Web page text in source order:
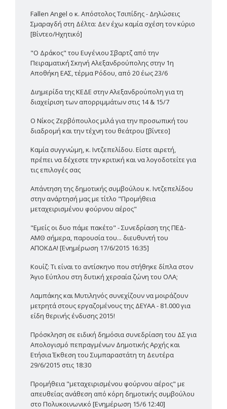
Fallen Angel ο κ. Απόστολος Τσιπίδης - Δηλώσεις
Σμαραγδή στη Δέλτα: Δεν έχω καμία σχέση τον κύριο
[Βίντεο/Ηχητικό]
"Ο Δράκος" του Ευγένιου Σβαρτζ από την
Πειραματική Σκηνή Αλεξανδρούπολης στην 1η
Αποθήκη ΕΑΣ, τέρμα Ρόδου, από 20 έως 23/6
Διημερίδα της ΚΕΔΕ στην Αλεξανδρούπολη για τη
διαχείριση των απορριμμάτων στις 14 & 15/7
Ο Νίκος Ζερβόπουλος μιλά για την προσωπική του
διαδρομή και την τέχνη του θεάτρου [βίντεο]
Καμία συγγνώμη, κ. Ιντζεπελίδου. Είστε αιρετή,
πρέπει να δέχεστε την κριτική και να λογοδοτείτε για
τις επιλογές σας
Απάντηση της δημοτικής συμβούλου κ. Ιντζεπελίδου
στην ανάρτησή μας με τίτλο "Προμήθεια
μεταχειρισμένου φούρνου αέρος"
"Εμείς οι δυο πάμε πακέτο" - Συνεδρίαση της ΠΕΔ-
ΑΜΘ σήμερα, παρουσία του... διευθυντή του
ΑΠΟΚΔΑ! [Ενημέρωση 17/6/2015 16:35]
Κουίζ: Τι είναι το αντίσκηνο που στήθηκε δίπλα στον
Άγιο Εύπλου στη δυτική χερσαία ζώνη του ΟΛΑ;
Λαμπάκης και Μυτιληνός συνεχίζουν να μοιράζουν
μετρητά στους εργαζομένους της ΔΕΥΑΑ - 81.000 για
είδη θερινής ένδυσης 2015!
Πρόσκληση σε ειδική δημόσια συνεδρίαση του ΔΣ για
Απολογισμό πεπραγμένων Δημοτικής Αρχής και
Ετήσια Έκθεση του Συμπαραστάτη τη Δευτέρα
29/6/2015 στις 18:30
Προμήθεια "μεταχειρισμένου φούρνου αέρος" με
απευθείας ανάθεση από κόρη δημοτικής συμβούλου
στο Πολυκοινωνικό [Ενημέρωση 15/6 12:40]